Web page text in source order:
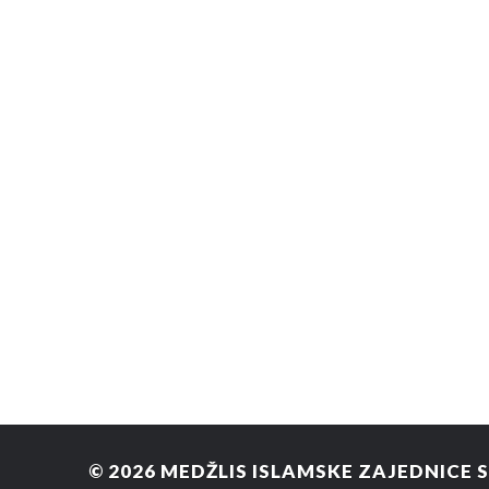
© 2026 MEDŽLIS ISLAMSKE ZAJEDNICE